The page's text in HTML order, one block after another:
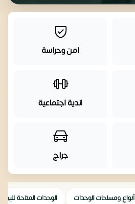
امن وحراسة
اندية اجتماعية
جراج
أنواع ومساحات الوحدات الوحدات المتاحة للبيع